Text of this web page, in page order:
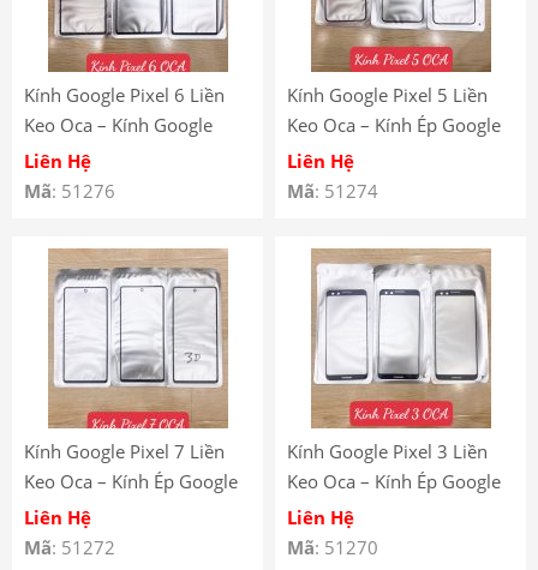
Kính Google Pixel 6 Liền
Keo Oca – Kính Google
Pixel 6 Có Keo Oca
Liên Hệ
Mã: 51276
Kính Google Pixel 5 Liền
Keo Oca – Kính Ép Google
Pixel 5 Có Keo Oca
Liên Hệ
Mã: 51274
Kính Google Pixel 7 Liền
Keo Oca – Kính Ép Google
Pixel 7 Có Keo Oca
Liên Hệ
Mã: 51272
Kính Google Pixel 3 Liền
Keo Oca – Kính Ép Google
Pixel 3 Có Keo Oca
Liên Hệ
Mã: 51270